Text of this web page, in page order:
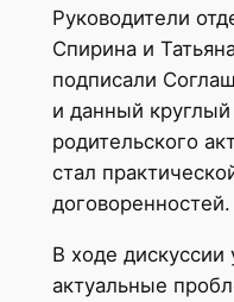
Руководители
Спирина и
подписали
и данный
родительского
стал
договоренностей.
В ходе дискуссии
актуальные